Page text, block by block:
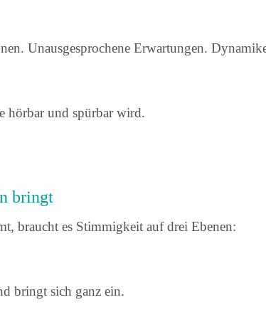
Unausgesprochene Erwartungen.
hörbar und spürbar wird.
bringt
braucht es Stimmigkeit auf drei Ebenen:
bringt sich ganz ein.